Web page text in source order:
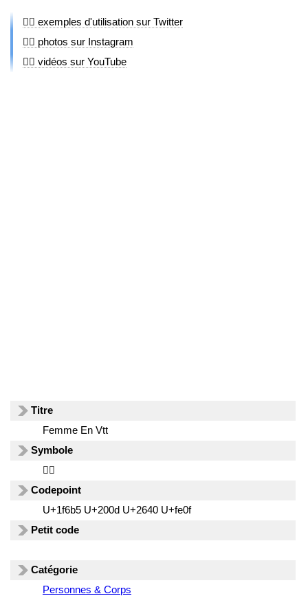
🚵‍♀️ exemples d'utilisation sur Twitter
🚵‍♀️ photos sur Instagram
🚵‍♀️ vidéos sur YouTube
Titre
Femme En Vtt
Symbole
🚵‍♀️
Codepoint
U+1f6b5 U+200d U+2640 U+fe0f
Petit code
Catégorie
Personnes & Corps